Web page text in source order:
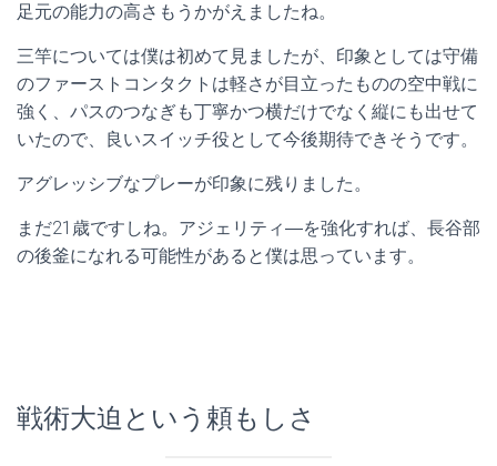
足元の能力の高さもうかがえましたね。
三竿については僕は初めて見ましたが、印象としては守備
のファーストコンタクトは軽さが目立ったものの空中戦に
強く、パスのつなぎも丁寧かつ横だけでなく縦にも出せて
いたので、良いスイッチ役として今後期待できそうです。
アグレッシブなプレーが印象に残りました。
まだ21歳ですしね。アジェリティ―を強化すれば、長谷部
の後釜になれる可能性があると僕は思っています。
戦術大迫という頼もしさ